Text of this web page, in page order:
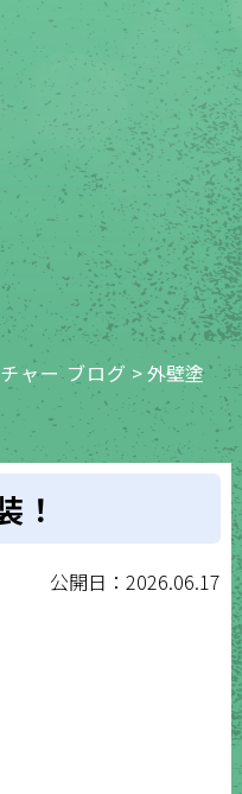
ャー ブログ >外壁塗
！
公開日：2026.06.17